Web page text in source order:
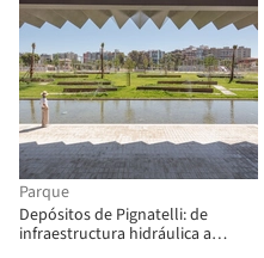
Parque
Depósitos de Pignatelli: de
infraestructura hidráulica a